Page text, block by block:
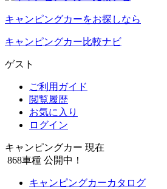
キャンピングカーをお探しなら
キャンピングカー比較ナビ
ゲスト
ご利用ガイド
閲覧履歴
お気に入り
ログイン
キャンピングカー 現在
868車種 公開中！
キャンピングカーカタログ